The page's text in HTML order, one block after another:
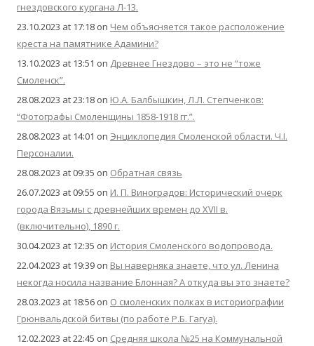
гнездовского кургана Л-13.
23.10.2023 at 17:18 on Чем объясняется такое расположение
креста на памятнике Адамини?
13.10.2023 at 13:51 on Древнее Гнездово – это не “тоже
Смоленск”.
28.08.2023 at 23:18 on Ю.А. Балбышкин, Л.Л. Степченков:
“Фотографы Смоленщины 1858-1918 гг.”.
28.08.2023 at 14:01 on Энциклопедия Смоленской области. Ч.I.
Персоналии.
28.08.2023 at 09:35 on Обратная связь
26.07.2023 at 09:55 on И. П. Виноградов: Исторический очерк
города Вязьмы с древнейших времен до XVII в.
(включительно), 1890 г.
30.04.2023 at 12:35 on История Смоленского водопровода.
22.04.2023 at 19:39 on Вы наверняка знаете, что ул. Ленина
некогда носила название Блонная? А откуда вы это знаете?
28.03.2023 at 18:56 on О смоленских полках в историографии
Грюнвальдской битвы (по работе Р.Б. Гагуа).
12.02.2023 at 22:45 on Средняя школа №25 на Коммунальной